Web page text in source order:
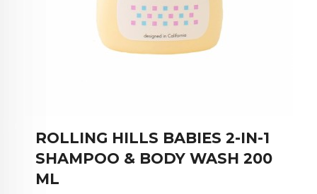
ROLLING HILLS BABIES 2-IN-1
SHAMPOO & BODY WASH 200
ML